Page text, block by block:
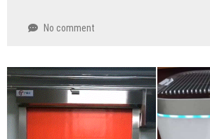
No comment